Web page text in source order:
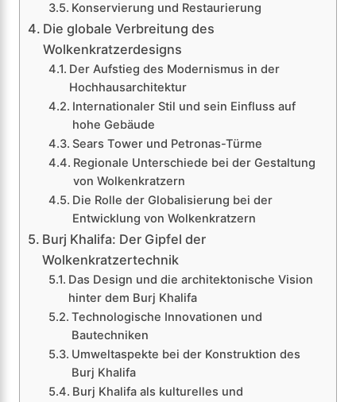
Konservierung und Restaurierung
Die globale Verbreitung des
Wolkenkratzerdesigns
Der Aufstieg des Modernismus in der
Hochhausarchitektur
Internationaler Stil und sein Einfluss auf
hohe Gebäude
Sears Tower und Petronas-Türme
Regionale Unterschiede bei der Gestaltung
von Wolkenkratzern
Die Rolle der Globalisierung bei der
Entwicklung von Wolkenkratzern
Burj Khalifa: Der Gipfel der
Wolkenkratzertechnik
Das Design und die architektonische Vision
hinter dem Burj Khalifa
Technologische Innovationen und
Bautechniken
Umweltaspekte bei der Konstruktion des
Burj Khalifa
Burj Khalifa als kulturelles und